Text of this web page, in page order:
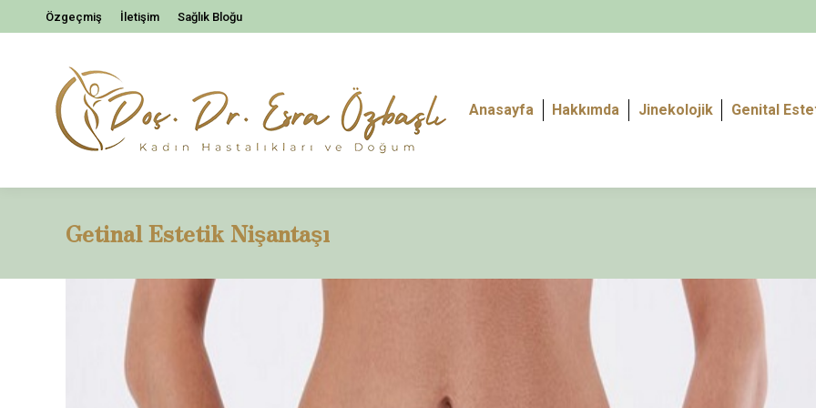
Özgeçmiş İletişim Sağlık Bloğu
Anasayfa Hakkımda Jinekolojik Genital
Getinal Estetik Nişantaşı